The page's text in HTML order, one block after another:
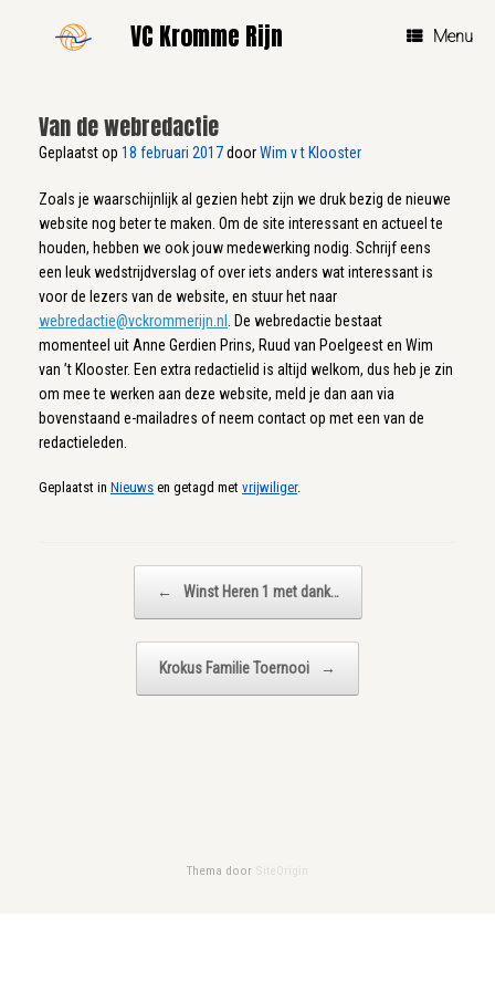
VC Kromme Rijn Menu
Van de webredactie
Geplaatst op 18 februari 2017doorWim v t Klooster
Zoals je waarschijnlijk al gezien hebt zijn we druk bezig de nieuwe
website nog beter te maken. Om de site interessant en actueel te
houden, hebben we ook jouw medewerking nodig. Schrijf eens
een leuk wedstrijdverslag of over iets anders wat interessant is
voor de lezers van de website, en stuur het naar
webredactie@vckrommerijn.nl
. De webredactie bestaat
momenteel uit Anne Gerdien Prins, Ruud van Poelgeest en Wim
van ’t Klooster. Een extra redactielid is altijd welkom, dus heb je zin
om mee te werken aan deze website, meld je dan aan via
bovenstaand e-mailadres of neem contact op met een van de
redactieleden.
Geplaatst in Nieuws en getagd met vrijwiliger.
← Winst Heren 1 met dank…
Krokus Familie Toernooi →
Thema door SiteOrigin